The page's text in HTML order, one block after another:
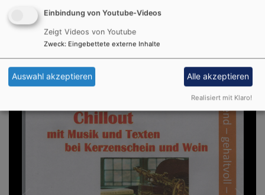
Einbindung von Youtube-Videos
Zeigt Videos von Youtube
Zweck: Eingebettete externe Inhalte
Auswahl akzeptieren Alle akzeptieren
Realisiert mit Klaro!